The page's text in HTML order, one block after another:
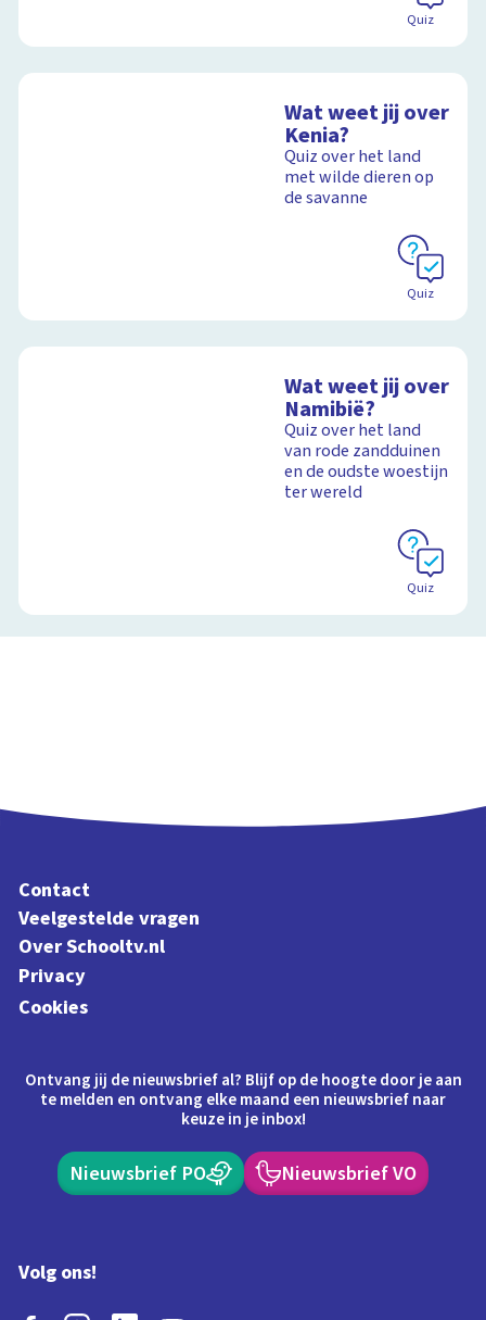
Quiz
Wat weet jij over
Kenia?
Quiz over het land
met wilde dieren op
de savanne
Quiz
Wat weet jij over
Namibië?
Quiz over het land
van rode zandduinen
en de oudste woestijn
ter wereld
Quiz
Contact
Veelgestelde vragen
Over Schooltv.nl
Privacy
Cookies
Ontvang jij de nieuwsbrief al? Blijf op de hoogte door je aan
te melden en ontvang elke maand een nieuwsbrief naar
keuze in je inbox!
Nieuwsbrief PO Nieuwsbrief VO
Volg ons!